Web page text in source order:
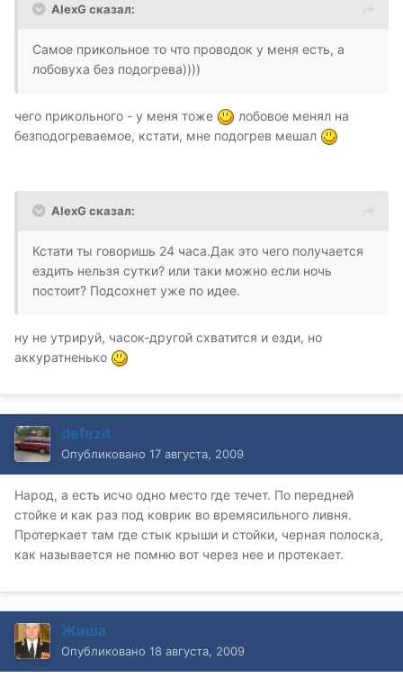
AlexG сказал:
Самое прикольное то что проводок у меня есть, а
лобовуха без подогрева))))
чего прикольного - у меня тоже
лобовое менял на
безподогреваемое, кстати, мне подогрев мешал
AlexG сказал:
Кстати ты говоришь 24 часа.Дак это чего получается
ездить нельзя сутки? или таки можно если ночь
постоит? Подсохнет уже по идее.
ну не утрируй, часок-другой схватится и езди, но
аккуратненько
defezit
Опубликовано 17 августа, 2009
Народ, а есть исчо одно место где течет. По передней
стойке и как раз под коврик во времясильного ливня.
Протеркает там где стык крыши и стойки, черная полоска,
как называется не помню вот через нее и протекает.
Жиша
Опубликовано 18 августа, 2009